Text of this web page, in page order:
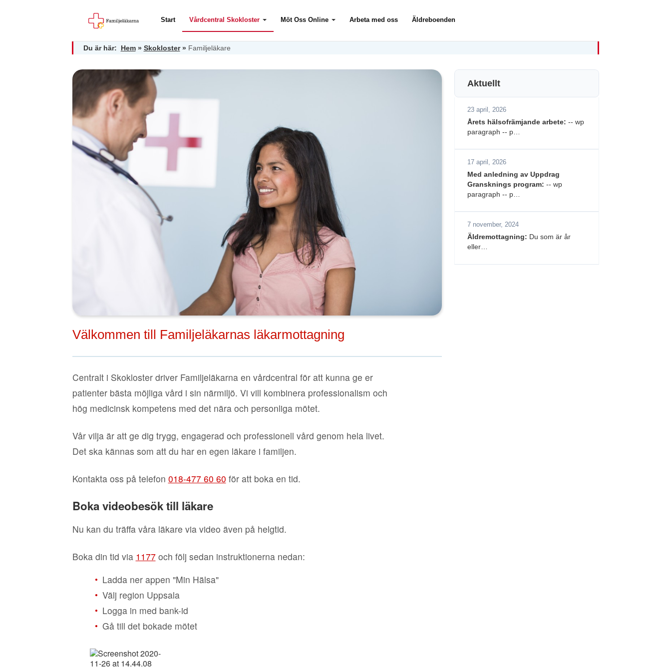
Start Vårdcentral Skokloster Möt Oss Online Arbeta med oss Äldreboenden
Du är här: Hem» Skokloster» Familjeläkare
Välkommen till Familjeläkarnas läkarmottagning
Centralt i Skokloster driver Familjeläkarna en vårdcentral för att kunna ge er
patienter bästa möjliga vård i sin närmiljö. Vi vill kombinera professionalism och
hög medicinsk kompetens med det nära och personliga mötet.
Vår vilja är att ge dig trygg, engagerad och professionell vård genom hela livet.
Det ska kännas som att du har en egen läkare i familjen.
Kontakta oss på telefon 018-477 60 60 för att boka en tid.
Boka videobesök till läkare
Nu kan du träffa våra läkare via video även på helgtid.
Boka din tid via 1177och följ sedan instruktionerna nedan:
• Ladda ner appen "Min Hälsa"
• Välj region Uppsala
• Logga in med bank-id
• Gå till det bokade mötet
Aktuellt
23 april, 2026
Årets hälsofrämjande arbete: -- wp
paragraph -- p…
17 april, 2026
Med anledning av Uppdrag
Gransknings program: -- wp
paragraph -- p…
7 november, 2024
Äldremottagning: Du som är år
eller…